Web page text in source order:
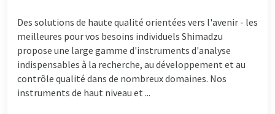
Des solutions de haute qualité orientées vers l'avenir - les
meilleures pour vos besoins individuels Shimadzu
propose une large gamme d'instruments d'analyse
indispensables à la recherche, au développement et au
contrôle qualité dans de nombreux domaines. Nos
instruments de haut niveau et ...